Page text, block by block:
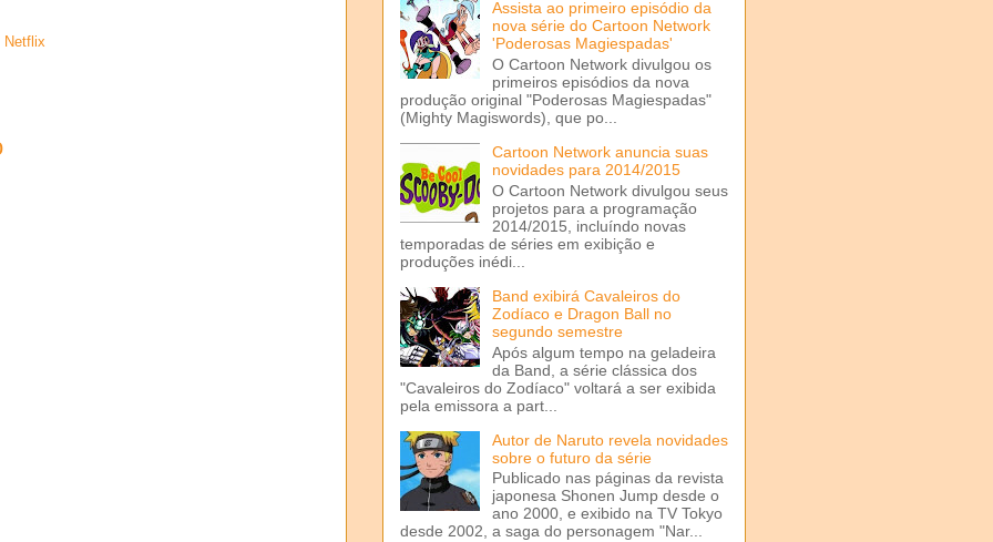
Netflix
Assista ao primeiro episódio da
nova série do Cartoon Network
'Poderosas Magiespadas'
O Cartoon Network divulgou os
primeiros episódios da nova
produção original "Poderosas Magiespadas"
(Mighty Magiswords), que po...
Cartoon Network anuncia suas
novidades para 2014/2015
O Cartoon Network divulgou seus
projetos para a programação
2014/2015, incluíndo novas
temporadas de séries em exibição e
produções inédi...
Band exibirá Cavaleiros do
Zodíaco e Dragon Ball no
segundo semestre
Após algum tempo na geladeira
da Band, a série clássica dos
"Cavaleiros do Zodíaco" voltará a ser exibida
pela emissora a part...
Autor de Naruto revela novidades
sobre o futuro da série
Publicado nas páginas da revista
japonesa Shonen Jump desde o
ano 2000, e exibido na TV Tokyo
desde 2002, a saga do personagem "Nar...